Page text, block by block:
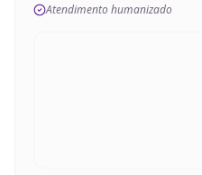
Atendimento humanizado